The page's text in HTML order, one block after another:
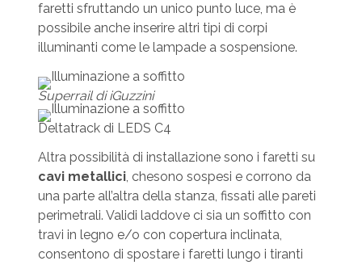
faretti sfruttando un unico punto luce, ma è
possibile anche inserire altri tipi di corpi
illuminanti come le lampade a sospensione.
Superrail di iGuzzini
Deltatrack di LEDS C4
Altra possibilità di installazione sono i faretti su
cavi metallici, chesono sospesi e corrono da
una parte all’altra della stanza, fissati alle pareti
perimetrali. Validi laddove ci sia un soffitto con
travi in legno e/o con copertura inclinata,
consentono di spostare i faretti lungo i tiranti